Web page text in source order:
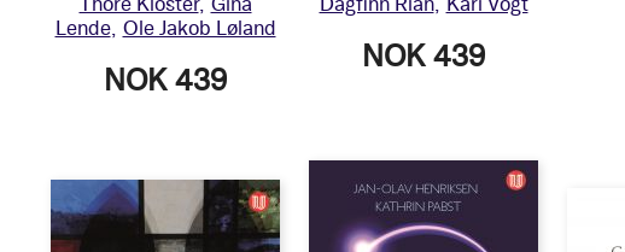
Lende Ole Jakob Løland
NOK 439
NOK 439